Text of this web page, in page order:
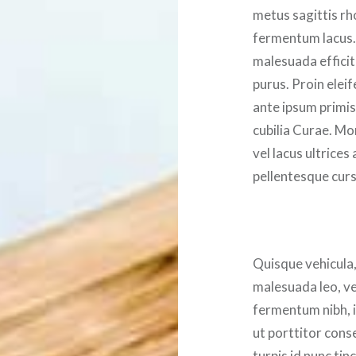
metus sagittis
fermentum
malesuada
purus. Proin
ante ipsum
cubilia Curae.
vel lacus ultrices
pellentesque
Quisque
malesuada leo,
fermentum nibh,
ut porttitor